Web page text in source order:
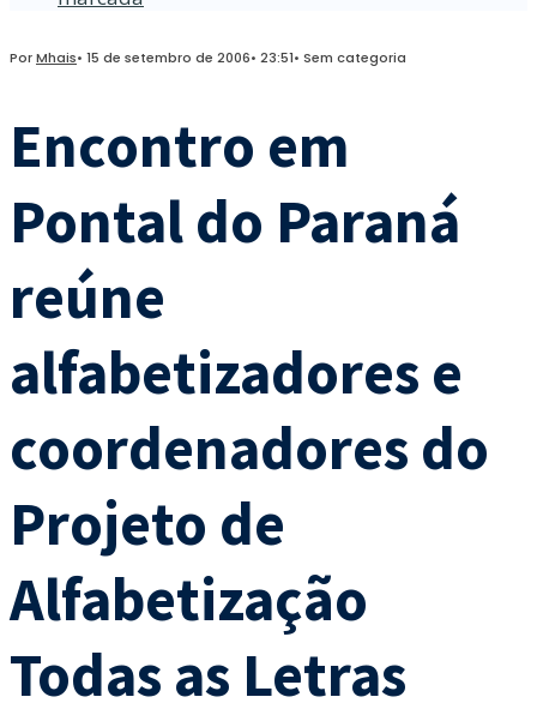
PorMhais• 15 de setembro de 2006• 23:51• Sem categoria
Encontro em
Pontal do Paraná
reúne
alfabetizadores e
coordenadores do
Projeto de
Alfabetização
Todas as Letras